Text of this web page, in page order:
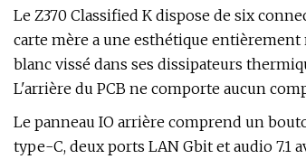
Le Z370 Classified K dispose de six
carte mère a une esthétique
blanc vissé dans ses dissipateurs
L'arrière du PCB ne comporte aucun
Le panneau IO arrière comprend un
type-C, deux ports LAN Gbit et audio 7.1